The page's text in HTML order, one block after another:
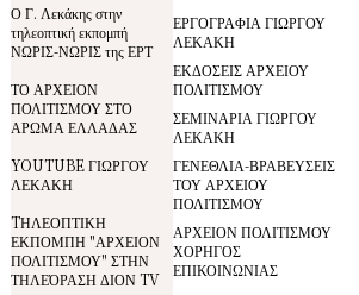
Ο Γ. Λεκάκης στην
τηλεοπτική εκπομπή
ΝΩΡΙΣ-ΝΩΡΙΣ της ΕΡΤ
ΤΟ ΑΡΧΕΙΟΝ
ΠΟΛΙΤΙΣΜΟΥ ΣΤΟ
ΑΡΩΜΑ ΕΛΛΑΔΑΣ
YOUTUBE ΓΙΩΡΓΟΥ
ΛΕΚΑΚΗ
TΗΛΕΟΠΤΙΚΗ
ΕΚΠΟΜΠΗ "ΑΡΧΕΙΟΝ
ΠΟΛΙΤΙΣΜΟΥ" ΣΤΗΝ
ΤΗΛΕΌΡΑΣΗ ΔΙΟΝ TV
ΕΡΓΟΓΡΑΦΙΑ ΓΙΩΡΓΟΥ
ΛΕΚΑΚΗ
ΕΚΔΟΣΕΙΣ ΑΡΧΕΙΟΥ
ΠΟΛΙΤΙΣΜΟΥ
ΣΕΜΙΝΑΡΙΑ ΓΙΩΡΓΟΥ
ΛΕΚΑΚΗ
ΓΕΝΕΘΛΙΑ-ΒΡΑΒΕΥΣΕΙΣ
ΤΟΥ ΑΡΧΕΙΟΥ
ΠΟΛΙΤΙΣΜΟΥ
ΑΡΧΕΙΟΝ ΠΟΛΙΤΙΣΜΟΥ
ΧΟΡΗΓΟΣ
ΕΠΙΚΟΙΝΩΝΙΑΣ